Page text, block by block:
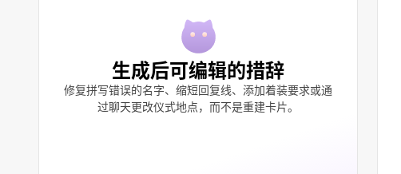
生成后可编辑的措辞
修复拼写错误的名字、缩短回复线、添加着装要求或通
过聊天更改仪式地点，而不是重建卡片。